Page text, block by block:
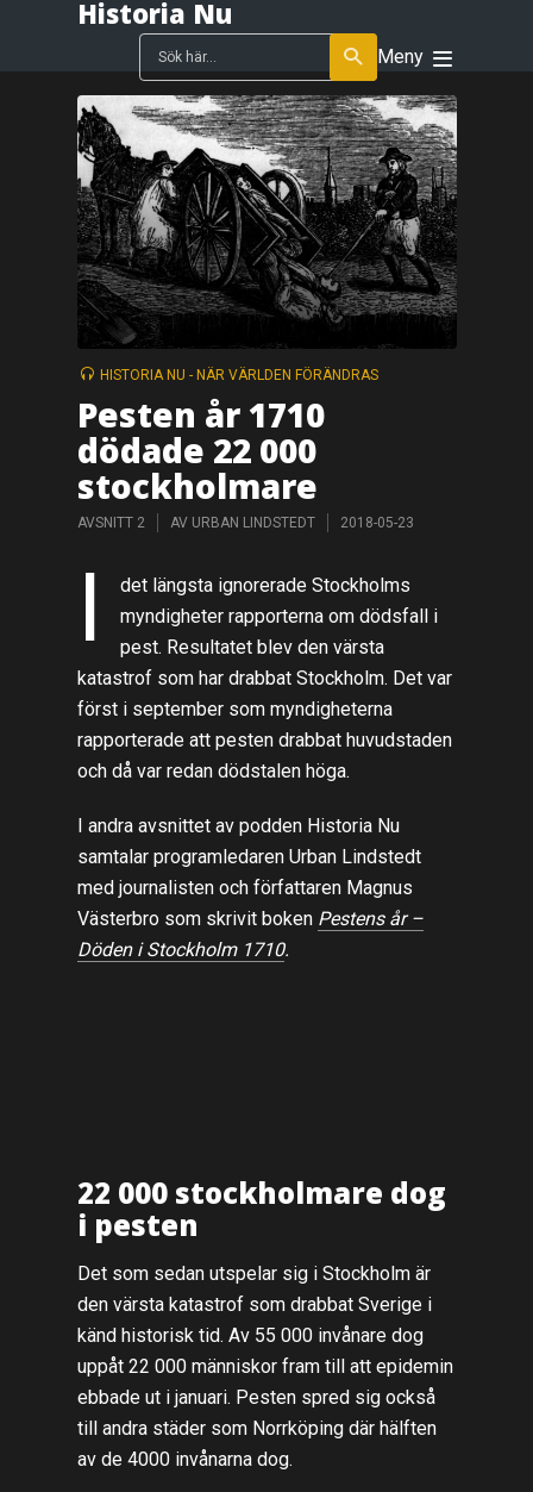
Historia Nu
Meny
HISTORIA NU - NÄR VÄRLDEN FÖRÄNDRAS
Pesten år 1710
dödade 22 000
stockholmare
AVSNITT 2 AV URBAN LINDSTEDT 2018-05-23
I
det längsta ignorerade Stockholms
myndigheter rapporterna om dödsfall i
pest. Resultatet blev den värsta
katastrof som har drabbat Stockholm. Det var
först i september som myndigheterna
rapporterade att pesten drabbat huvudstaden
och då var redan dödstalen höga.
I andra avsnittet av podden Historia Nu
samtalar programledaren Urban Lindstedt
med journalisten och författaren Magnus
Västerbro som skrivit boken Pestens år –
Döden i Stockholm 1710.
22 000 stockholmare dog
i pesten
Det som sedan utspelar sig i Stockholm är
den värsta katastrof som drabbat Sverige i
känd historisk tid. Av 55 000 invånare dog
uppåt 22 000 människor fram till att epidemin
ebbade ut i januari. Pesten spred sig också
till andra städer som Norrköping där hälften
av de 4000 invånarna dog.